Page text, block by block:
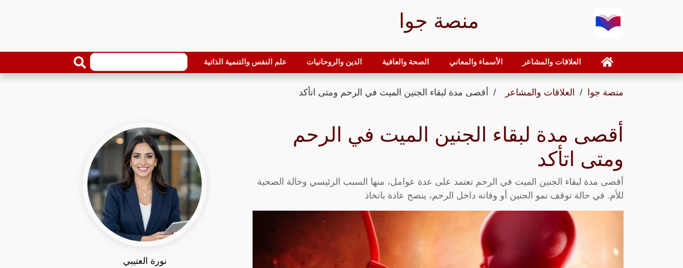
منصة جوا
العلاقات والمشاعر الأسماء والمعاني الصحة والعافية الدين والروحانيات علم النفس والتنمية الذاتية
منصة جوا العلاقات والمشاعر أقصى مدة لبقاء الجنين الميت في الرحم ومتى اتأكد
أقصى مدة لبقاء الجنين الميت في الرحم
ومتى اتأكد
أقصى مدة لبقاء الجنين الميت في الرحم تعتمد على عدة عوامل، منها السبب الرئيسي وحالة الصحية
للأم. في حالة توقف نمو الجنين أو وفاته داخل الرحم، ينصح عادة باتخاذ
نورة العتيبي